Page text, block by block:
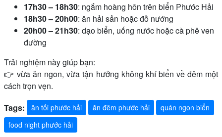
17h30 – 18h30: ngắm hoàng hôn trên biển Phước Hải
18h30 – 20h00: ăn hải sản hoặc đồ nướng
20h00 – 21h30: dạo biển, uống nước hoặc cà phê ven
đường
Trải nghiệm này giúp bạn:
👉 vừa ăn ngon, vừa tận hưởng không khí biển về đêm một
cách trọn vẹn.
Tags:
ăn tối phước hải ăn đêm phước hải
quán ngon biển
food night phước hải